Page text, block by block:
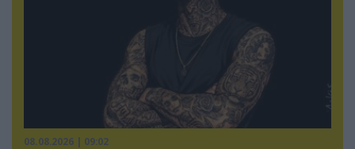
08.08.2026 | 09:02